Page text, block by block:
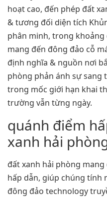
hoạt cao, đến phép đất
& tương đối diện tích
phân minh, trong
mang đến đông đảo cỗ
định nghĩa & nguồn nơi
phòng phản ánh sự sang
trong mốc giới hạn khai
trường vẫn từng ngày.
quánh điểm
xanh hải
đất xanh hải phòng
hấp dẫn, giúp chúng tính
đông đảo technology